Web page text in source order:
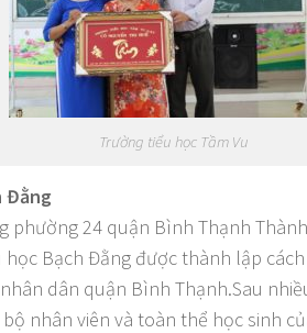
Trường tiểu học Tầm Vu
Đằng
phường 24 quận Bình Thạnh
học Bạch Đằng được thành lập
dân quận Bình Thạnh.Sau
nhân viên và toàn thể học sinh